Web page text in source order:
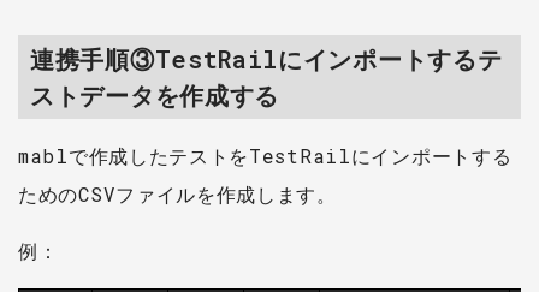
連携手順③TestRailにインポートするテ
ストデータを作成する
mablで作成したテストをTestRailにインポートする
ためのCSVファイルを作成します。
例：